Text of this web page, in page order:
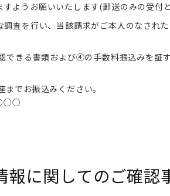
ようお願いいたします(郵送のみの受付
査を行い、当該請求がご本人のなされた
きる書類および④の手数料振込みを証
でお振込みください。
報に関してのご確認